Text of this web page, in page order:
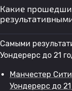
Какие
Самыми
Уондерерс до 21
Манчестер
Уондерерс до